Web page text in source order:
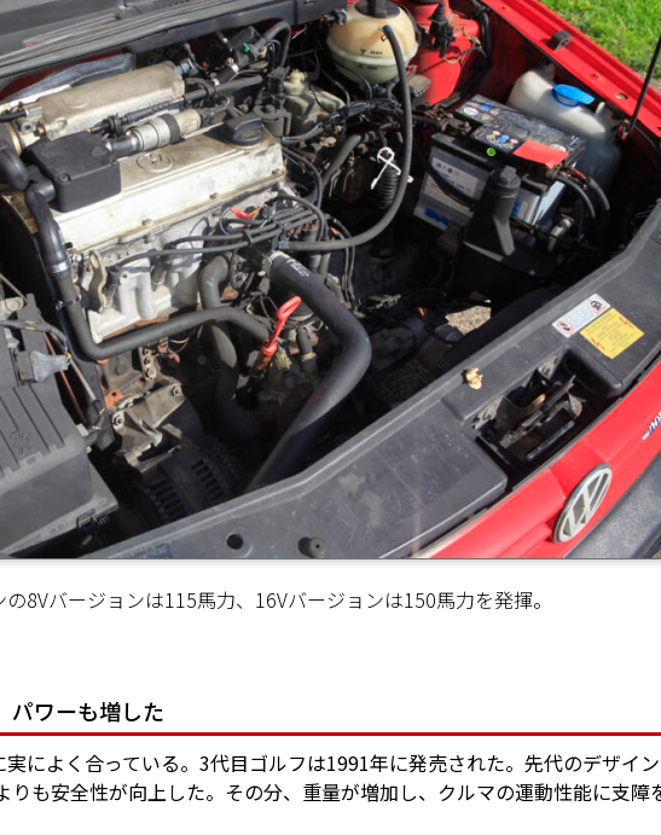
8Vバージョンは115馬力、16Vバージョンは150馬力を発揮。
パワーも増した
によく合っている。3代目ゴルフは1991年に発売された。先代のデザイ
も安全性が向上した。その分、重量が増加し、クルマの運動性能に支障